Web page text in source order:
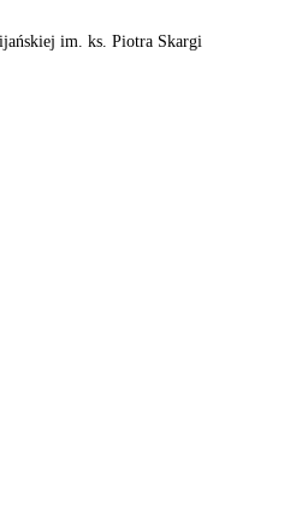
im. ks. Piotra Skargi